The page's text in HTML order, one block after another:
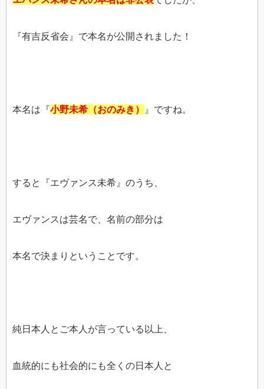
『有吉反省会』で本名が公開されました！
本名は『小野未希（おのみき） 』ですね。
すると『エヴァンス未希』のうち、
エヴァンスは芸名で、名前の部分は
本名で決まりということです。
純日本人とご本人が言っている以上、
血統的にも社会的にも全くの日本人と